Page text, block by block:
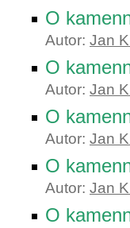
O
Autor: Jan
O
Autor: Jan
O
Autor: Jan
O
Autor: Jan
O